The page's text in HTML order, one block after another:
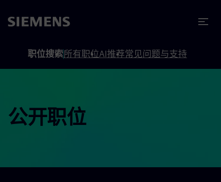
职位搜索所有职位AI推荐常见问题与支持
公开职位